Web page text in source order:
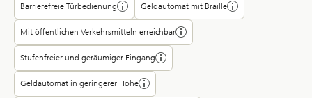
Barrierefreie Türbedienung Geldautomat mit Braille
Mit öffentlichen Verkehrsmitteln erreichbar
Stufenfreier und geräumiger Eingang
Geldautomat in geringerer Höhe